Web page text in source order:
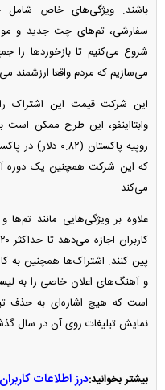
باشند. ویژگی‌های خاص
سفارشی، تم‌های چت جدید و
شروع می‌کنیم تا بازخورد‌ها را
می‌سازیم که مردم واقعا ارزشمند
این شرکت قیمت این اشتراک
روپیه پاکستان
که این شرکت همچنین یک دوره
می‌کند.
علاوه بر ویژگی‌هایی مانند
پین کنند. اشتراک‌ها همچنین به
و آهنگ‌های اعلان خاصی را به
است که هیچ اشاره‌ای به حذف
نمایش تبلیغات روی آن در سال
بیشتر بخوانید:درز اطلاعات